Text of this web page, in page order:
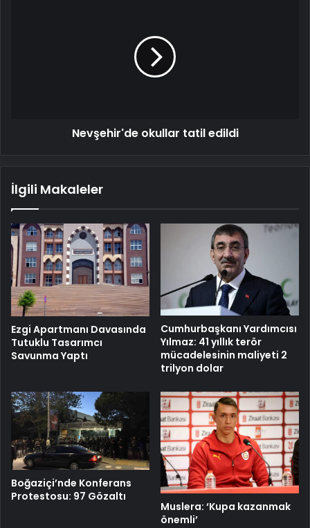
Nevşehir'de okullar tatil edildi
İlgili Makaleler
Ezgi Apartmanı Davasında
Tutuklu Tasarımcı
Savunma Yaptı
Cumhurbaşkanı Yardımcısı
Yılmaz: 41 yıllık terör
mücadelesinin maliyeti 2
trilyon dolar
Boğaziçi’nde Konferans
Protestosu: 97 Gözaltı
Muslera: ‘Kupa kazanmak
önemli’